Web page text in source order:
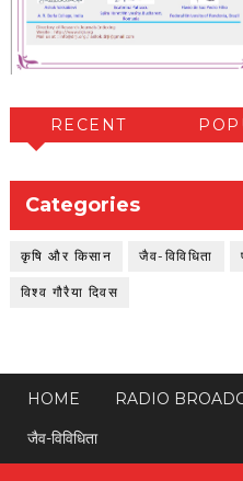
RECENT
Categories
कृषि और किसान जैव-विविधिता
विश्व गौरैया दिवस
HOME RADIO
जैव-विविधिता